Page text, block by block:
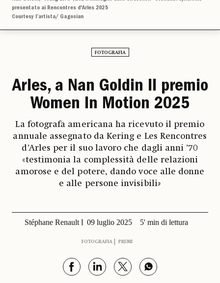
presentato ai Rencontres d'Arles 2025
Courtesy l’artista/ Gagosian
FOTOGRAFIA
Arles, a Nan Goldin Il premio
Women In Motion 2025
La fotografa americana ha ricevuto il premio
annuale assegnato da Kering e Les Rencontres
d’Arles per il suo lavoro che dagli anni ’70
«testimonia la complessità delle relazioni
amorose e del potere, dando voce alle donne
e alle persone invisibili»
Stéphane Renault 09 luglio 2025 5' min di lettura
FOTOGRAFIA PREMI